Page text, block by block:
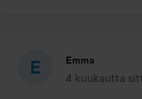
Emma
4 kuukautta
Viesti luotiin 4